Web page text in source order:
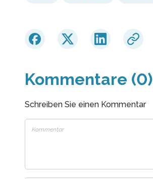
Kommentare (0)
Schreiben Sie einen Kommentar